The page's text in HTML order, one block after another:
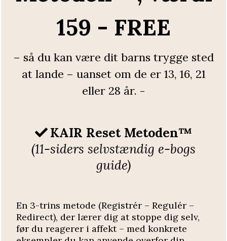
159 - FREE
– så du kan være dit barns trygge sted
at lande – uanset om de er 13, 16, 21
eller 28 år. -
KAIR Reset Metoden™
(11-siders selvstændig e-bogs
guide)
En 3-trins metode (Registrér – Regulér –
Redirect), der lærer dig at stoppe dig selv,
før du reagerer i affekt – med konkrete